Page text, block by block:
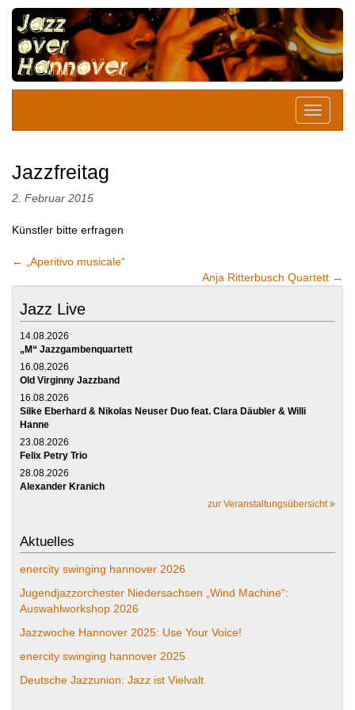
Jazzfreitag
2. Februar 2015
Künstler bitte erfragen
←
„Aperitivo musicale“
Anja Ritterbusch Quartett →
Jazz Live
14.08.2026
„M“ Jazzgambenquartett
16.08.2026
Old Virginny Jazzband
16.08.2026
Silke Eberhard & Nikolas Neuser Duo feat. Clara Däubler & Willi
Hanne
23.08.2026
Felix Petry Trio
28.08.2026
Alexander Kranich
zur Veranstaltungsübersicht
Aktuelles
enercity swinging hannover 2026
Jugendjazzorchester Niedersachsen „Wind Machine“:
Auswahlworkshop 2026
Jazzwoche Hannover 2025: Use Your Voice!
enercity swinging hannover 2025
Deutsche Jazzunion: Jazz ist Vielvalt